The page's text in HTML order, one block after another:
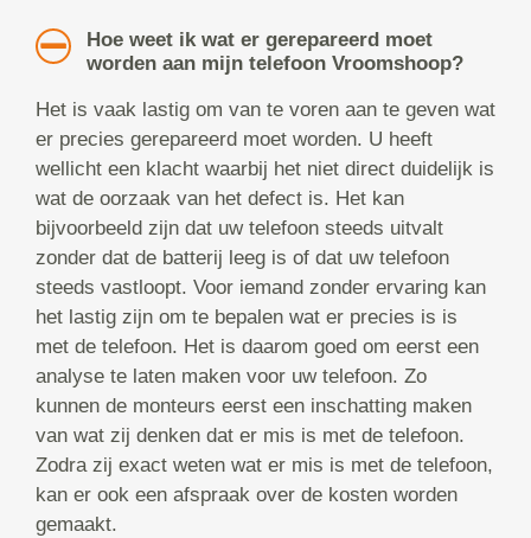
Hoe weet ik wat er gerepareerd moet
worden aan mijn telefoon Vroomshoop?
Het is vaak lastig om van te voren aan te geven wat
er precies gerepareerd moet worden. U heeft
wellicht een klacht waarbij het niet direct duidelijk is
wat de oorzaak van het defect is. Het kan
bijvoorbeeld zijn dat uw telefoon steeds uitvalt
zonder dat de batterij leeg is of dat uw telefoon
steeds vastloopt. Voor iemand zonder ervaring kan
het lastig zijn om te bepalen wat er precies is is
met de telefoon. Het is daarom goed om eerst een
analyse te laten maken voor uw telefoon. Zo
kunnen de monteurs eerst een inschatting maken
van wat zij denken dat er mis is met de telefoon.
Zodra zij exact weten wat er mis is met de telefoon,
kan er ook een afspraak over de kosten worden
gemaakt.